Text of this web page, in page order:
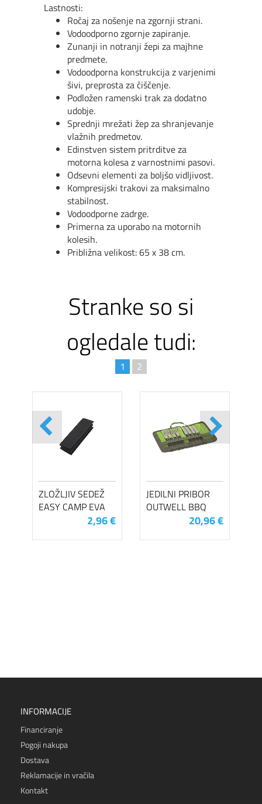
Lastnosti:
Ročaj za nošenje na zgornji strani.
Vodoodporno zgornje zapiranje.
Zunanji in notranji žepi za majhne
predmete.
Vodoodporna konstrukcija z varjenimi
šivi, preprosta za čiščenje.
Podložen ramenski trak za dodatno
udobje.
Sprednji mrežati žep za shranjevanje
vlažnih predmetov.
Edinstven sistem pritrditve za
motorna kolesa z varnostnimi pasovi.
Odsevni elementi za boljšo vidljivost.
Kompresijski trakovi za maksimalno
stabilnost.
Vodoodporne zadrge.
Primerna za uporabo na motornih
kolesih.
Približna velikost: 65 x 38 cm.
Stranke so si
ogledale tudi:
1 2
ZLOŽLJIV SEDEŽ
EASY CAMP EVA
2,96 €
JEDILNI PRIBOR
OUTWELL BBQ
20,96 €
INFORMACIJE
Financiranje
Pogoji nakupa
Dostava
Reklamacije in vračila
Kontakt